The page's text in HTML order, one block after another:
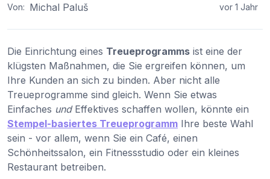
Von: Michal Paluš vor 1 Jahr
Die Einrichtung eines Treueprogramms ist eine der
klügsten Maßnahmen, die Sie ergreifen können, um
Ihre Kunden an sich zu binden. Aber nicht alle
Treueprogramme sind gleich. Wenn Sie etwas
Einfaches undEffektives schaffen wollen, könnte ein
Stempel-basiertes Treueprogramm Ihre beste Wahl
sein - vor allem, wenn Sie ein Café, einen
Schönheitssalon, ein Fitnessstudio oder ein kleines
Restaurant betreiben.